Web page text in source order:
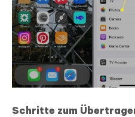
Schritte zum